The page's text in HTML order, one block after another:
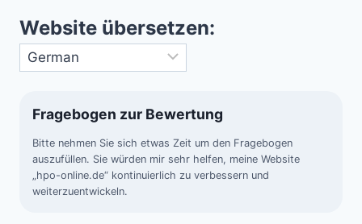
Website übersetzen:
Fragebogen zur Bewertung
Bitte nehmen Sie sich etwas Zeit um den Fragebogen
auszufüllen. Sie würden mir sehr helfen, meine Website
„hpo-online.de“ kontinuierlich zu verbessern und
weiterzuentwickeln.